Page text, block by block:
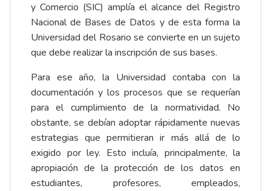
y Comercio (SIC) amplía el alcance del Registro
Nacional de Bases de Datos y de esta forma la
Universidad del Rosario se convierte en un sujeto
que debe realizar la inscripción de sus bases.
Para ese año, la Universidad contaba con la
documentación y los procesos que se requerían
para el cumplimiento de la normatividad. No
obstante, se debían adoptar rápidamente nuevas
estrategias que permitieran ir más allá de lo
exigido por ley. Esto incluía, principalmente, la
apropiación de la protección de los datos en
estudiantes, profesores, empleados,